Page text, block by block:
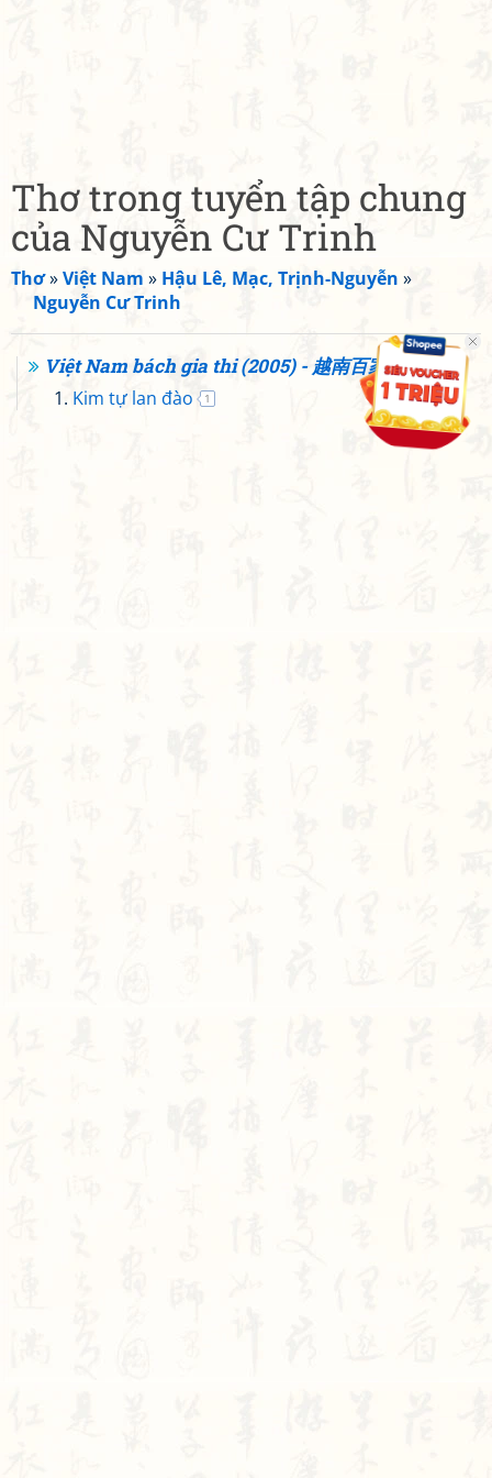
Thơ trong tuyển tập chung
của Nguyễn Cư Trinh
Thơ»Việt Nam » Hậu Lê, Mạc, Trịnh-Nguyễn »
Nguyễn Cư Trinh
Việt Nam bách gia thi (2005) - 越南百家詩
Kim tự lan đào 1